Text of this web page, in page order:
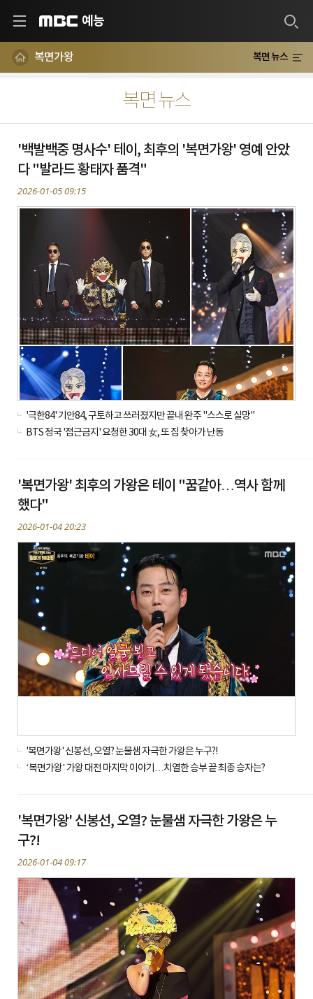
예능
복면가왕 복면 뉴스
복면 뉴스
'백발백중 명사수' 테이, 최후의 '복면가왕' 영예 안았
다 "발라드 황태자 품격"
2026-01-05 09:15
'극한84' 기안84, 구토하고 쓰러졌지만 끝내 완주 "스스로 실망"
BTS 정국 '접근금지' 요청한 30대 女, 또 집 찾아가 난동
'복면가왕' 최후의 가왕은 테이 "꿈같아…역사 함께
했다"
2026-01-04 20:23
'복면가왕' 신봉선, 오열? 눈물샘 자극한 가왕은 누구?!
‘복면가왕’ 가왕 대전 마지막 이야기…치열한 승부 끝 최종 승자는?
'복면가왕' 신봉선, 오열? 눈물샘 자극한 가왕은 누
구?!
2026-01-04 09:17